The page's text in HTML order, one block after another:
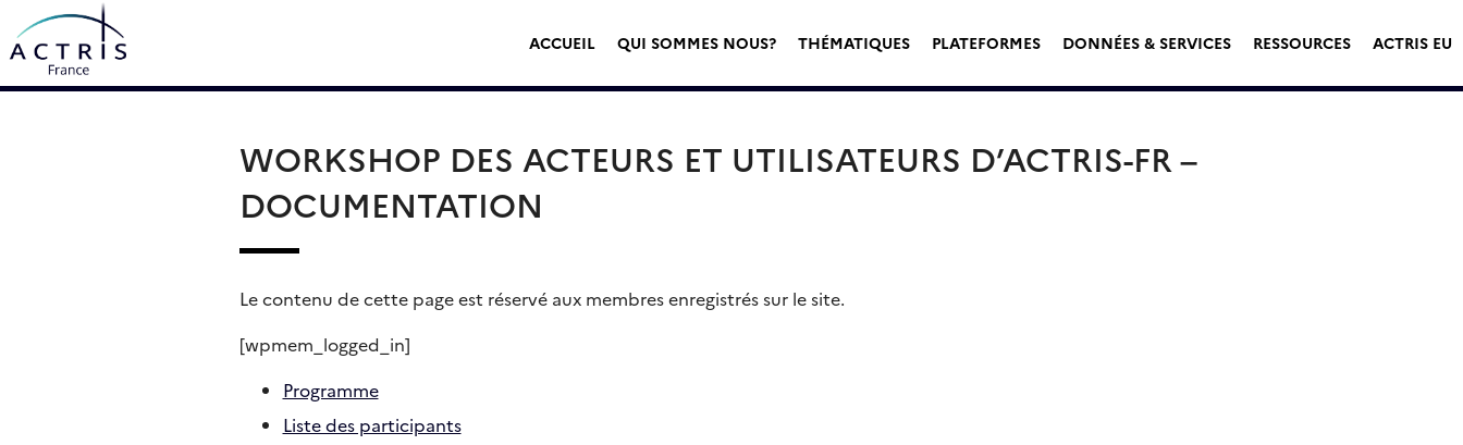
to
content
ACCUEIL QUI SOMMES NOUS? THÉMATIQUES PLATEFORMES DONNÉES & SERVICES RESSOURCES ACTRIS EU
WORKSHOP DES ACTEURS ET UTILISATEURS D’ACTRIS-FR –
DOCUMENTATION
Le contenu de cette page est réservé aux membres enregistrés sur le site.
[wpmem_logged_in]
Programme
Liste des participants